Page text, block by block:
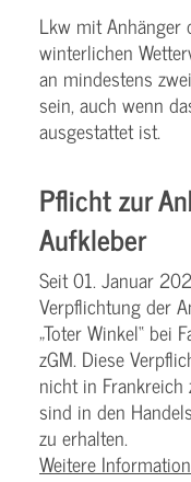
Lkw mit Anhänger
winterlichen
an mindestens
sein, auch wenn
ausgestattet ist.
Pflicht zur
Aufkleber
Seit 01. Januar
Verpflichtung der
„Toter Winkel“ bei
zGM. Diese
nicht in Frankreich
sind in den
zu erhalten.
Weitere